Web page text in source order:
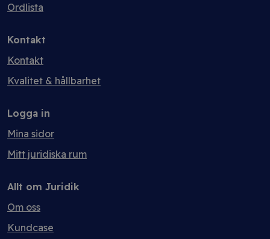
Ordlista
Kontakt
Kontakt
Kvalitet & hållbarhet
Logga in
Mina sidor
Mitt juridiska rum
Allt om Juridik
Om oss
Kundcase